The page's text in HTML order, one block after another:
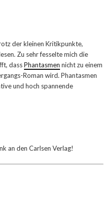
der kleinen Kritikpunkte,
Zu sehr fesselte mich die
dassPhantasmen nicht zu einem
Roman wird. Phantasmen
und hoch spannende
an den Carlsen Verlag!